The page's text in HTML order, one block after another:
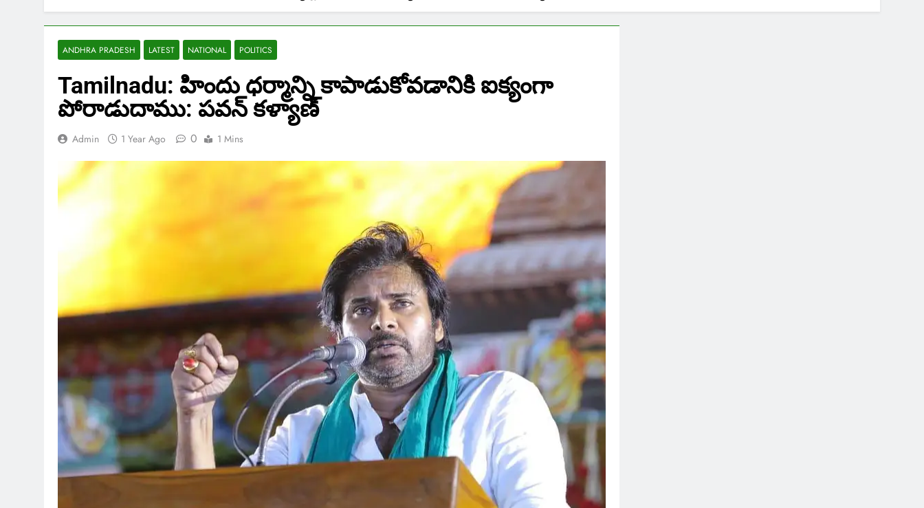
ANDHRA PRADESH LATEST NATIONAL POLITICS
Tamilnadu: హిందు ధర్మాన్ని కాపాడుకోవడానికి ఐక్యంగా
పోరాడుదాము: పవన్ కళ్యాణ్
Admin 1 Year Ago 0 1 Mins